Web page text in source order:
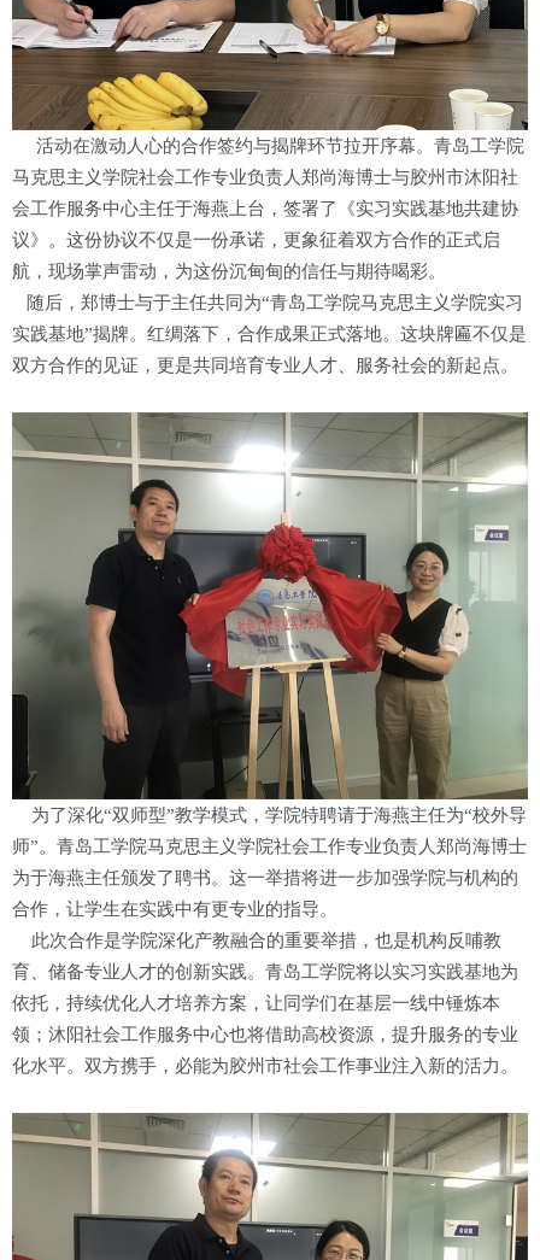
活动在激动人心的合作签约与揭牌环节拉开序幕。青岛工学院
马克思主义学院社会工作专业负责人郑尚海博士与胶州市沐阳社
会工作服务中心主任于海燕上台，签署了《实习实践基地共建协
议》。这份协议不仅是一份承诺，更象征着双方合作的正式启
航，现场掌声雷动，为这份沉甸甸的信任与期待喝彩。
随后，郑博士与于主任共同为“青岛工学院马克思主义学院实习
实践基地”揭牌。红绸落下，合作成果正式落地。这块牌匾不仅是
双方合作的见证，更是共同培育专业人才、服务社会的新起点。
为了深化“双师型”教学模式，学院特聘请于海燕主任为“校外导
师”。青岛工学院马克思主义学院社会工作专业负责人郑尚海博士
为于海燕主任颁发了聘书。这一举措将进一步加强学院与机构的
合作，让学生在实践中有更专业的指导。
此次合作是学院深化产教融合的重要举措，也是机构反哺教
育、储备专业人才的创新实践。青岛工学院将以实习实践基地为
依托，持续优化人才培养方案，让同学们在基层一线中锤炼本
领；沐阳社会工作服务中心也将借助高校资源，提升服务的专业
化水平。双方携手，必能为胶州市社会工作事业注入新的活力。